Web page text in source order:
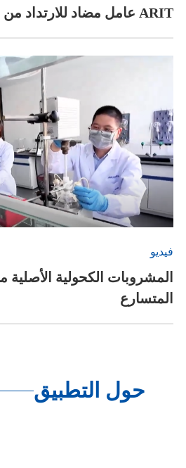
1 عامل مضاد للارتداد من ARIT
فيديو
المشروبات الكحولية
المتسارع
حول التطبيق